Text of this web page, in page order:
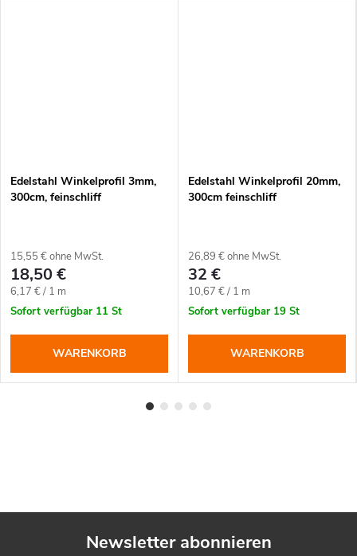
Edelstahl Winkelprofil 3mm,
300cm, feinschliff
15,55 € ohne MwSt.
18,50 €
Verkaufspreis:
6,17 € / 1 m
Sofort verfügbar 11 St
WARENKORB
Edelstahl Winkelprofil 20mm,
300cm feinschliff
26,89 € ohne MwSt.
32 €
Verkaufspreis:
10,67 € / 1 m
Sofort verfügbar 19 St
WARENKORB
Newsletter abonnieren